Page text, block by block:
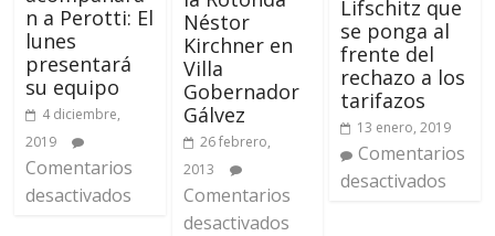
n a Perotti: El
lunes
presentará
su equipo
4 diciembre,
2019
Comentarios
desactivados
Néstor
Kirchner en
Villa
Gobernador
Gálvez
26 febrero,
2013
Comentarios
desactivados
Lifschitz que
se ponga al
frente del
rechazo a los
tarifazos
13 enero, 2019
Comentarios
desactivados